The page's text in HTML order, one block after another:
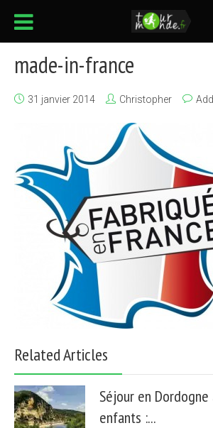
made-in-france
31 janvier 2014 Christopher
Related Articles
Séjour en
enfants :...